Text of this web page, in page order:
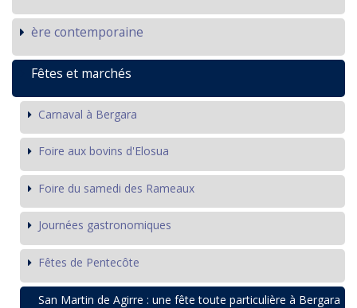
ère contemporaine
Fêtes et marchés
Carnaval à Bergara
Foire aux bovins d'Elosua
Foire du samedi des Rameaux
Journées gastronomiques
Fêtes de Pentecôte
San Martin de Agirre : une fête toute particulière à Bergara